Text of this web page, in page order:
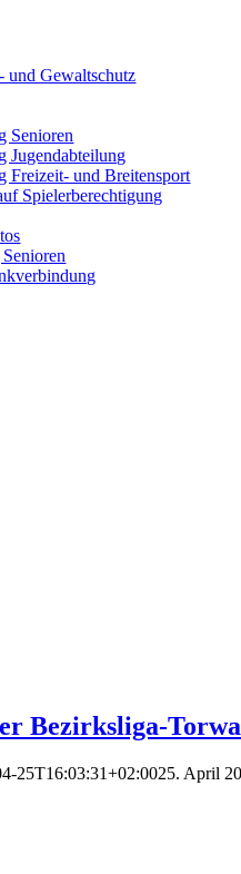
und Gewaltschutz
Senioren
Jugendabteilung
Freizeit- und Breitensport
Spielerberechtigung
Bezirksliga-
25T16:03:31+02:0025. April